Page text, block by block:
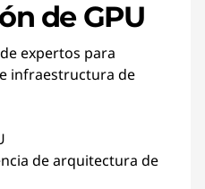
de GPU
expertos para
infraestructura de
de arquitectura de